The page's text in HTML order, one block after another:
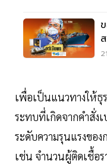
เพื่อเป็นแนวทางให้ธุ
ระทบที่เกิดจากคำสั่ง
ระดับความรุนแรงขอ
เช่น จำนวนผู้ติดเชื้อ